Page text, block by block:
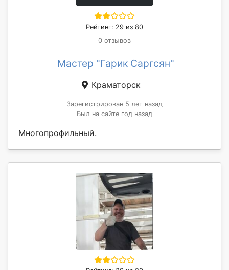
Рейтинг: 29 из 80
0 отзывов
Мастер "Гарик Саргсян"
Краматорск
Зарегистрирован 5 лет назад
Был на сайте год назад
Многопрофильный.